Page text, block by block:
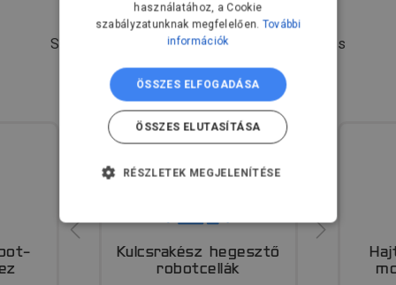
Széles termékpaletta egy kézből a rugalmas
automatizáláshoz
Kulcsrakész hegesztő
robotcellák
használatához, a Cookie
szabályzatunknak megfelelően. További
információk
ÖSSZES ELFOGADÁSA
ÖSSZES ELUTASÍTÁSA
RÉSZLETEK MEGJELENÍTÉSE
SZÜKSÉGES
TELJESÍTMÉNY